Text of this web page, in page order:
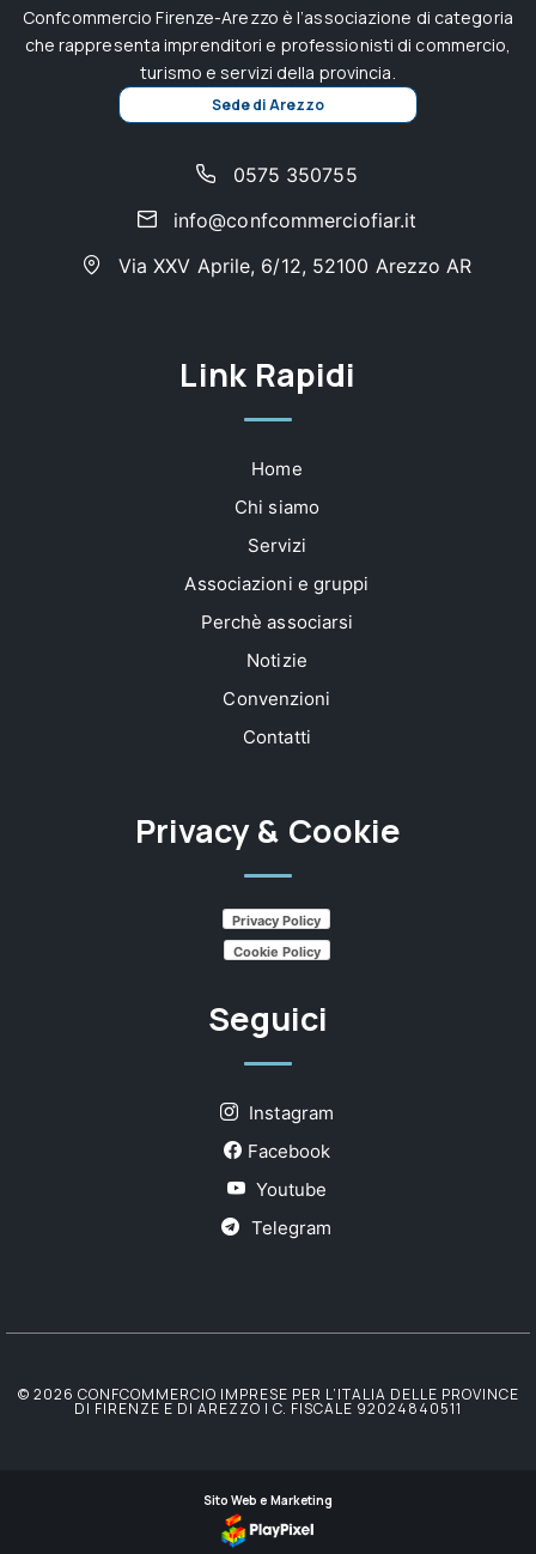
Confcommercio Firenze-Arezzo è l’associazione di categoria
che rappresenta imprenditori e professionisti di commercio,
turismo e servizi della provincia.
Sede di Arezzo
0575 350755
info@confcommerciofiar.it
Via XXV Aprile, 6/12, 52100 Arezzo AR
Link Rapidi
Home
Chi siamo
Servizi
Associazioni e gruppi
Perchè associarsi
Notizie
Convenzioni
Contatti
Privacy & Cookie
Privacy Policy
Cookie Policy
Seguici
Instagram
Facebook
Youtube
Telegram
© 2026 CONFCOMMERCIO IMPRESE PER L’ITALIA DELLE PROVINCE
DI FIRENZE E DI AREZZO | C. FISCALE 92024840511
Sito Web e Marketing